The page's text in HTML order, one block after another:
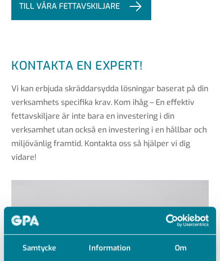
Samtycke Information Om
TILL VÅRA FETTAVSKILJARE
KONTAKTA EN EXPERT!
Vi kan erbjuda skräddarsydda lösningar baserat på din
verksamhets specifika krav. Kom ihåg – En effektiv
fettavskiljare är inte bara en investering i din
verksamhet utan också en investering i en hållbar och
miljövänlig framtid. Kontakta oss så hjälper vi dig
vidare!